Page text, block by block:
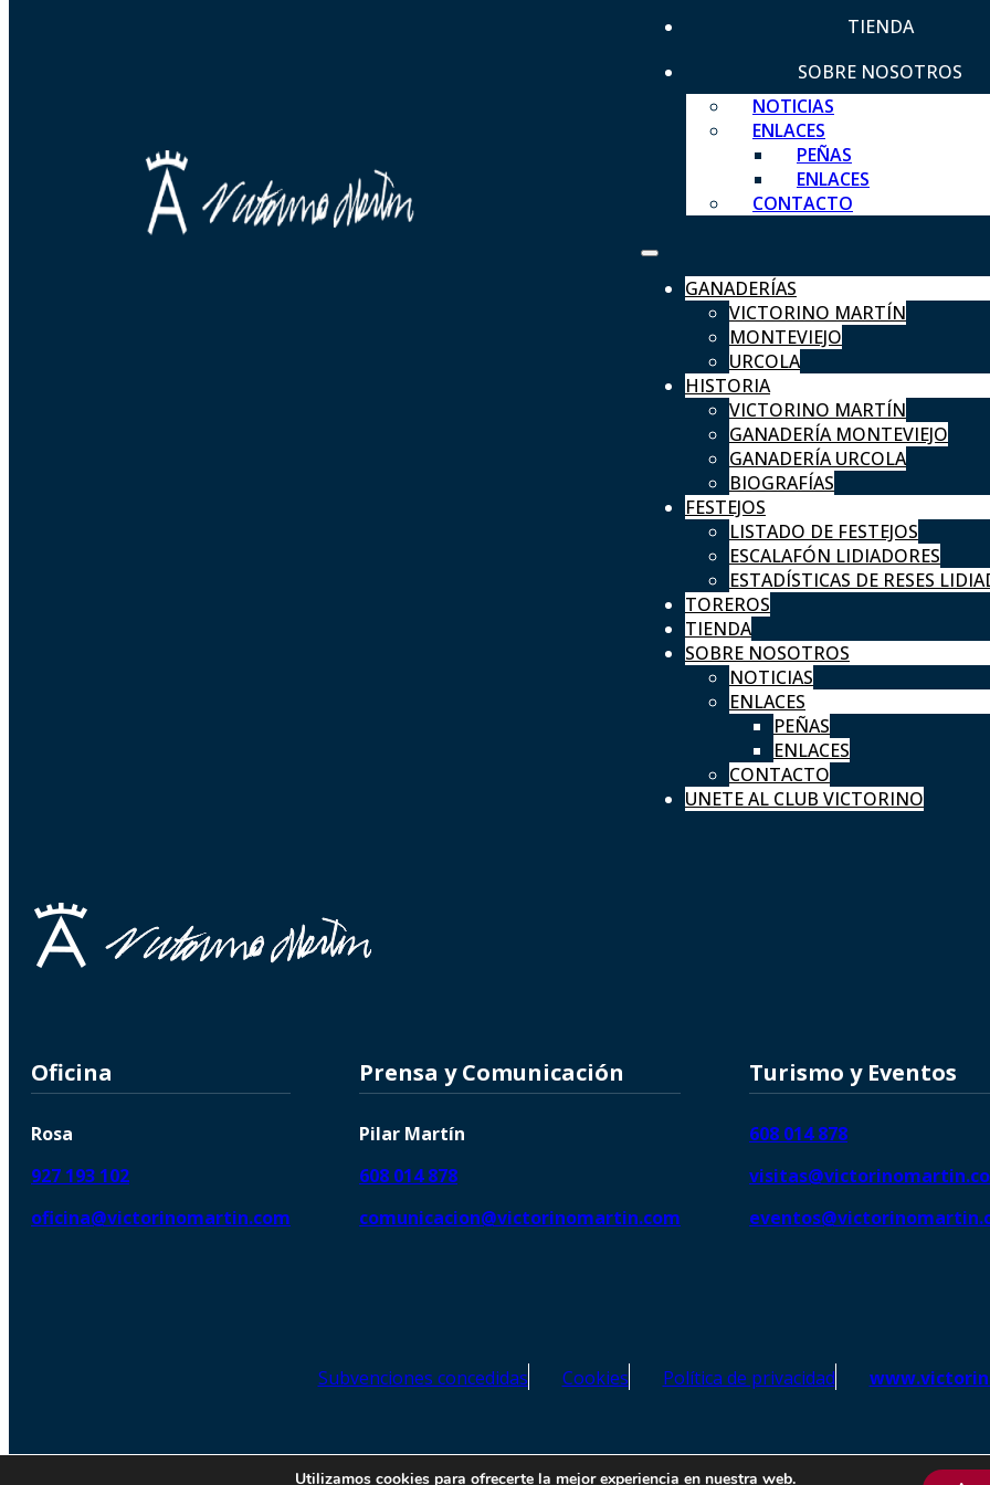
TIENDA
SOBRE NOSOTROS
NOTICIAS
ENLACES
PEÑAS
ENLACES
CONTACTO
GANADERÍAS
VICTORINO MARTÍN
MONTEVIEJO
URCOLA
HISTORIA
VICTORINO MARTÍN
GANADERÍA MONTEVIEJO
GANADERÍA URCOLA
BIOGRAFÍAS
FESTEJOS
LISTADO DE FESTEJOS
ESCALAFÓN LIDIADORES
ESTADÍSTICAS DE RESES
TOREROS
TIENDA
SOBRE NOSOTROS
NOTICIAS
ENLACES
PEÑAS
ENLACES
CONTACTO
UNETE AL CLUB VICTORINO
Oficina
Rosa
927 193 102
oficina@victorinomartin.com
Prensa y Comunicación
Pilar Martín
608 014 878
comunicacion@victorinomartin.com
Turismo y Eventos
608 014 878
Subvenciones concedidas Cookies Política de privacidad
© 2026 Copyright © | Victorino Martín – Todos los derechos reservados | SEO de Agencia
Utilizamos cookies para ofrecerte la mejor experiencia en nuestra web.